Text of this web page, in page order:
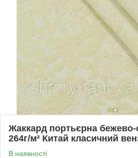
Жаккард портьєрна бежево-
264г/м² Китай класичний
В наявності